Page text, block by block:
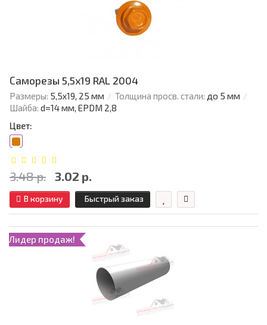
Саморезы 5,5х19 RAL 2004
Размеры: 5,5х19, 25 мм Толщина просв. стали: до 5 мм
Шайба: d=14 мм, EPDM 2,8
Цвет:
3.48 р. 3.02 р.
В корзину Быстрый заказ
Лидер продаж!